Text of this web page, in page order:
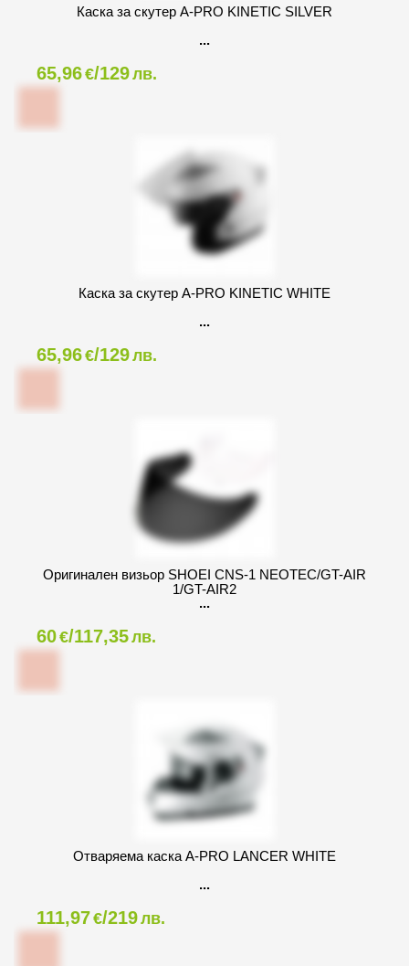
Каска за скутер A-PRO KINETIC SILVER
65,96€/129лв.
Каска за скутер A-PRO KINETIC WHITE
65,96€/129лв.
Оригинален визьор SHOEI CNS-1 NEOTEC/GT-AIR
1/GT-AIR2
60€/117,35лв.
Oтваряема каска A-PRO LANCER WHITE
111,97€/219лв.